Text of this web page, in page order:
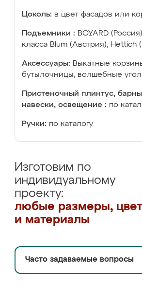
Цоколь: в цвет фасадов или
Подъемники : BOYARD
класса Blum (Австрия), Hettich
Аксессуары: Выкатные
бутылочницы, волшебные
Пристеночный плинтус,
навески, освещение : по
Ручки: по каталогу
Изготовим по
индивидуальному
проекту:
любые размеры,
и материалы
Часто задаваемые вопросы